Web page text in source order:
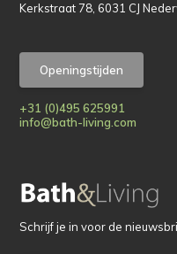
Kerkstraat 78, 6031 CJ
Openingstijden
+31 (0)495 625991
info@bath-living.com
Schrijf je in voor de